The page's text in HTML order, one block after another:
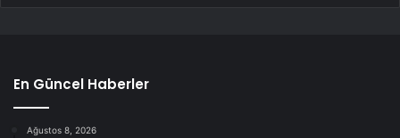
En Güncel Haberler
Ağustos 8, 2026